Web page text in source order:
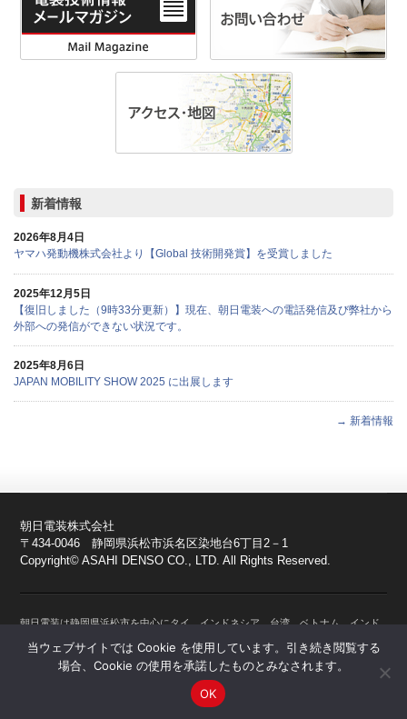
新着情報
2026年8月4日
ヤマハ発動機株式会社より【Global 技術開発賞】を受賞しました
2025年12月5日
【復旧しました（9時33分更新）】現在、朝日電装への電話発信及び弊社から
外部への発信ができない状況です。
2025年8月6日
JAPAN MOBILITY SHOW 2025 に出展します
→ 新着情報
朝日電装株式会社
〒434-0046 静岡県浜松市浜名区染地台6丁目2－1
Copyright© ASAHI DENSO CO., LTD. All Rights Reserved.
朝日電装は静岡県浜松市を中心にタイ、インドネシア、台湾、ベトナム、インド
に拠点を持つ、モーターサイクル、自動車、農業用機械、建設系機械、産業用機
械、スノーモービル、船舶、水上バイクなど人と機械の間において操作を通じて
正確な情報伝達の仲介を行うスイッチやセンサーの専門メーカーです。スイッ
チ、センサー、ロック部品のことなら朝日電装にお任せください。
当ウェブサイトでは Cookie を使用しています。引き続き閲覧する
場合、Cookie の使用を承諾したものとみなされます。
OK